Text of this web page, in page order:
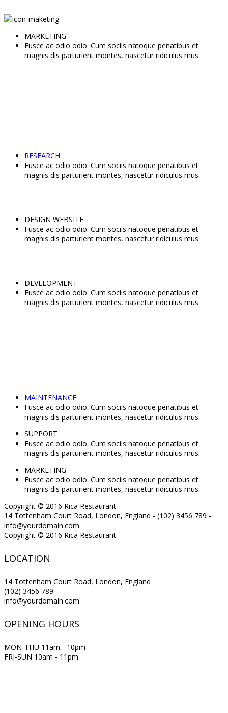
MARKETING
Fusce ac odio odio. Cum sociis natoque penatibus et
magnis dis parturient montes, nascetur ridiculus mus.
RESEARCH
Fusce ac odio odio. Cum sociis natoque penatibus et
magnis dis parturient montes, nascetur ridiculus mus.
DESIGN WEBSITE
Fusce ac odio odio. Cum sociis natoque penatibus et
magnis dis parturient montes, nascetur ridiculus mus.
DEVELOPMENT
Fusce ac odio odio. Cum sociis natoque penatibus et
magnis dis parturient montes, nascetur ridiculus mus.
MAINTENANCE
Fusce ac odio odio. Cum sociis natoque penatibus et
magnis dis parturient montes, nascetur ridiculus mus.
SUPPORT
Fusce ac odio odio. Cum sociis natoque penatibus et
magnis dis parturient montes, nascetur ridiculus mus.
MARKETING
Fusce ac odio odio. Cum sociis natoque penatibus et
magnis dis parturient montes, nascetur ridiculus mus.
Copyright © 2016 Rica Restaurant
14 Tottenham Court Road, London, England - (102) 3456 789 -
info@yourdomain.com
Copyright © 2016 Rica Restaurant
LOCATION
14 Tottenham Court Road, London, England
(102) 3456 789
info@yourdomain.com
OPENING HOURS
MON-THU 11am - 10pm
FRI-SUN 10am - 11pm